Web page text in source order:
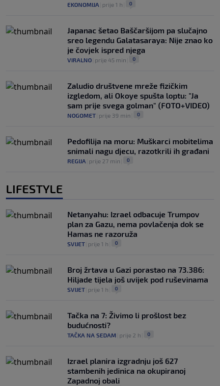
EKONOMIJA prije 1 h 0
Japanac šetao Baščaršijom pa slučajno
sreo legendu Galatasaraya: Nije znao ko
je čovjek ispred njega
VIRALNO prije 45 min 0
Zaludio društvene mreže fizičkim
izgledom, ali Okoye spušta loptu: "Ja
sam prije svega golman" (FOTO+VIDEO)
NOGOMET prije 39 min 0
Pedofilija na moru: Muškarci mobitelima
snimali nagu djecu, razotkrili ih građani
REGIJA prije 27 min 0
LIFESTYLE
Netanyahu: Izrael odbacuje Trumpov
plan za Gazu, nema povlačenja dok se
Hamas ne razoruža
SVIJET prije 1 h 0
Broj žrtava u Gazi porastao na 73.386:
Hiljade tijela još uvijek pod ruševinama
SVIJET prije 1 h 0
Tačka na 7: Živimo li prošlost bez
budućnosti?
TAČKA NA SEDAM prije 2 h 0
Izrael planira izgradnju još 627
stambenih jedinica na okupiranoj
Zapadnoj obali